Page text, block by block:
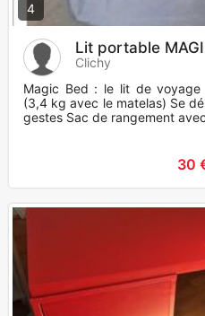
4
Lit portable
Clichy
Magic Bed : le lit de
(3,4 kg avec le matelas) Se
gestes Sac de rangement
30